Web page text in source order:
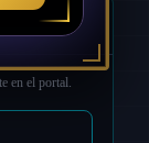
en el portal.